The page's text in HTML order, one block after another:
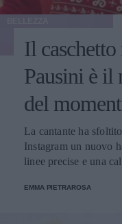
Il
Pausini è il
del
La cantante ha
Instagram un nuovo
linee precise e una
EMMA PIETRAROSA